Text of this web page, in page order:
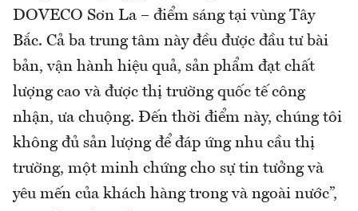
DOVECO Sơn La – điểm sáng tại vùng Tây
Bắc. Cả ba trung tâm này đều được đầu tư bài
bản, vận hành hiệu quả, sản phẩm đạt chất
lượng cao và được thị trường quốc tế công
nhận, ưa chuộng. Đến thời điểm này, chúng tôi
không đủ sản lượng để đáp ứng nhu cầu thị
trường, một minh chứng cho sự tin tưởng và
yêu mến của khách hàng trong và ngoài nước”,